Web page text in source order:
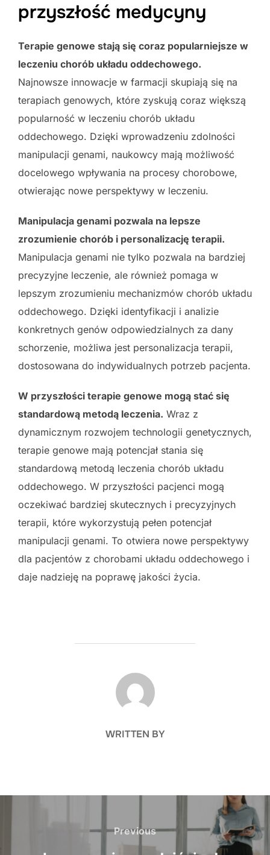
przyszłość medycyny
Terapie genowe stają się coraz popularniejsze w
leczeniu chorób układu oddechowego.
Najnowsze innowacje w farmacji skupiają się na
terapiach genowych, które zyskują coraz większą
popularność w leczeniu chorób układu
oddechowego. Dzięki wprowadzeniu zdolności
manipulacji genami, naukowcy mają możliwość
docelowego wpływania na procesy chorobowe,
otwierając nowe perspektywy w leczeniu.
Manipulacja genami pozwala na lepsze
zrozumienie chorób i personalizację terapii.
Manipulacja genami nie tylko pozwala na bardziej
precyzyjne leczenie, ale również pomaga w
lepszym zrozumieniu mechanizmów chorób układu
oddechowego. Dzięki identyfikacji i analizie
konkretnych genów odpowiedzialnych za dany
schorzenie, możliwa jest personalizacja terapii,
dostosowana do indywidualnych potrzeb pacjenta.
W przyszłości terapie genowe mogą stać się
standardową metodą leczenia. Wraz z
dynamicznym rozwojem technologii genetycznych,
terapie genowe mają potencjał stania się
standardową metodą leczenia chorób układu
oddechowego. W przyszłości pacjenci mogą
oczekiwać bardziej skutecznych i precyzyjnych
terapii, które wykorzystują pełen potencjał
manipulacji genami. To otwiera nowe perspektywy
dla pacjentów z chorobami układu oddechowego i
daje nadzieję na poprawę jakości życia.
POST AUTHOR
WRITTEN BY
Previous
Previous